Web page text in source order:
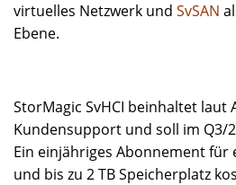
virtuelles Netzwerk und SvSAN
Ebene.
StorMagic SvHCI beinhaltet laut
Kundensupport und soll im Q3/
Ein einjähriges Abonnement für
und bis zu 2 TB Speicherplatz